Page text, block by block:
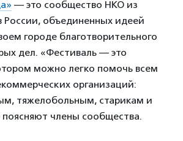
— это сообщество НКО из
России, объединенных идеей
городе благотворительного
дел. «Фестиваль — это
можно легко помочь всем
организаций:
тяжелобольным, старикам и
члены сообщества.